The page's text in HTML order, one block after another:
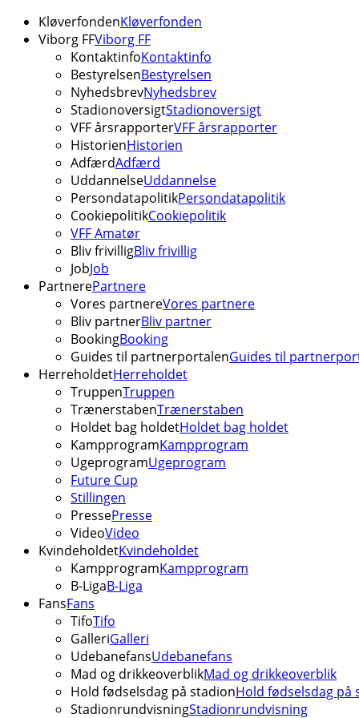
KløverfondenKløverfonden
Viborg FFViborg FF
KontaktinfoKontaktinfo
BestyrelsenBestyrelsen
NyhedsbrevNyhedsbrev
StadionoversigtStadionoversigt
VFF årsrapporterVFF årsrapporter
HistorienHistorien
AdfærdAdfærd
UddannelseUddannelse
PersondatapolitikPersondatapolitik
CookiepolitikCookiepolitik
VFF Amatør
Bliv frivilligBliv frivillig
JobJob
PartnerePartnere
Vores partnereVores partnere
Bliv partnerBliv partner
BookingBooking
Guides til partnerportalenGuides til
HerreholdetHerreholdet
TruppenTruppen
TrænerstabenTrænerstaben
Holdet bag holdetHoldet bag holdet
KampprogramKampprogram
UgeprogramUgeprogram
Future Cup
Stillingen
PressePresse
VideoVideo
KvindeholdetKvindeholdet
KampprogramKampprogram
B-LigaB-Liga
FansFans
TifoTifo
GalleriGalleri
UdebanefansUdebanefans
Mad og drikkeoverblikMad og drikkeoverblik
Hold fødselsdag på stadionHold fødselsdag på
StadionrundvisningStadionrundvisning